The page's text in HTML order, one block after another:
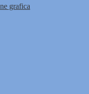
grafica